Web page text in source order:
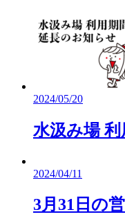
2024/05/20
水汲み場
2024/04/11
3月31日の